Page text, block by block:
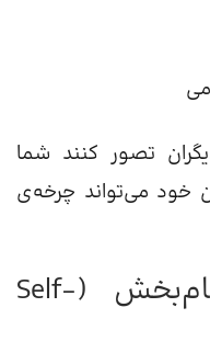
تصور کنند شما
خود می‌تواند چرخه‌ی
۶. پیش‌گویی خودکام‌بخش (Self-